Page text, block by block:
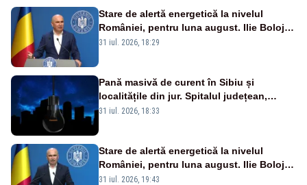
Stare de alertă energetică la nivelul
României, pentru luna august. Ilie Bolojan
a anunțat importuri și posibile restricții –
31 iul. 2026, 18:29
Pană masivă de curent în Sibiu și
localitățile din jur. Spitalul județean,
semafoarele, rețelele de telefonie, grav
31 iul. 2026, 18:33
Stare de alertă energetică la nivelul
României, pentru luna august. Ilie Bolojan
a anunțat importuri și posibile restricții –
31 iul. 2026, 19:43